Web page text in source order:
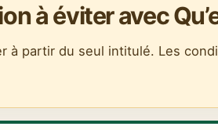
à éviter avec
à partir du seul intitulé. Les